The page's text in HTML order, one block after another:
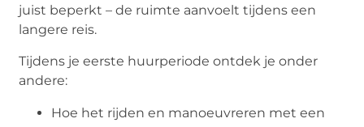
juist beperkt – de ruimte aanvoelt tijdens een
langere reis.
Tijdens je eerste huurperiode ontdek je onder
andere:
Hoe het rijden en manoeuvreren met een